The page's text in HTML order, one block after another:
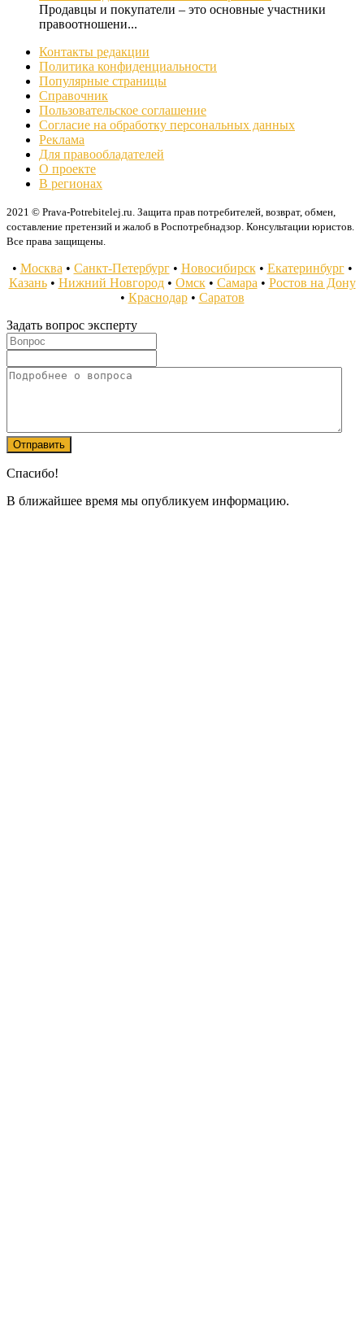
Продавцы и покупатели – это основные участники
правоотношени...
Контакты редакции
Политика конфиденциальности
Популярные страницы
Справочник
Пользовательское соглашение
Согласие на обработку персональных данных
Реклама
Для правообладателей
О проекте
В регионах
2021 © Prava-Potrebitelej.ru. Защита прав потребителей, возврат, обмен,
составление претензий и жалоб в Роспотребнадзор. Консультации юристов.
Все права защищены.
• Москва • Санкт-Петербург• Новосибирск• Екатеринбург•
Казань• Нижний Новгород• Омск• Самара • Ростов на Дону
• Краснодар• Саратов
Задать вопрос эксперту
Спасибо!
В ближайшее время мы опубликуем информацию.